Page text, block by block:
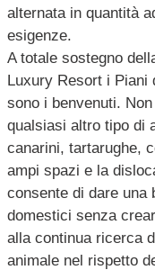
alternata in quantità
esigenze.
A totale sostegno
Luxury Resort i Piani
sono i benvenuti.
qualsiasi altro tipo di
canarini, tartarughe,
ampi spazi e la
consente di dare una
domestici senza
alla continua ricerca
animale nel rispetto